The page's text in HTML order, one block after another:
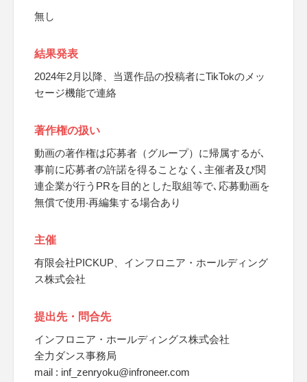
無し
結果発表
2024年2月以降、当選作品の投稿者にTikTokのメッ
セージ機能で連絡
著作権の扱い
動画の著作権は応募者（グループ）に帰属するが､
事前に応募者の許諾を得ることなく､主催者及び関
連企業が行うPRを目的とした取組等で､応募動画を
無償で使用‧再編集する場合あり
主催
有限会社PICKUP、インフロニア・ホールディング
ス株式会社
提出先・問合先
インフロニア・ホールディングス株式会社
全力ダンス事務局
mail : inf_zenryoku@infroneer.com